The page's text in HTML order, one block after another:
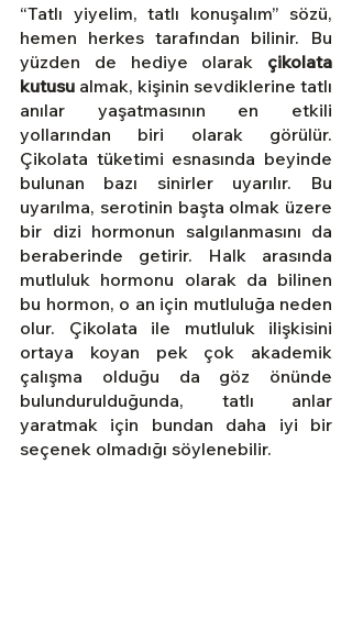
“Tatlı yiyelim, tatlı konuşalım” sözü,
hemen herkes tarafından bilinir. Bu
yüzden de hediye olarak çikolata
kutusu almak, kişinin sevdiklerine tatlı
anılar yaşatmasının en etkili
yollarından biri olarak görülür.
Çikolata tüketimi esnasında beyinde
bulunan bazı sinirler uyarılır. Bu
uyarılma, serotinin başta olmak üzere
bir dizi hormonun salgılanmasını da
beraberinde getirir. Halk arasında
mutluluk hormonu olarak da bilinen
bu hormon, o an için mutluluğa neden
olur. Çikolata ile mutluluk ilişkisini
ortaya koyan pek çok akademik
çalışma olduğu da göz önünde
bulundurulduğunda, tatlı anlar
yaratmak için bundan daha iyi bir
seçenek olmadığı söylenebilir.